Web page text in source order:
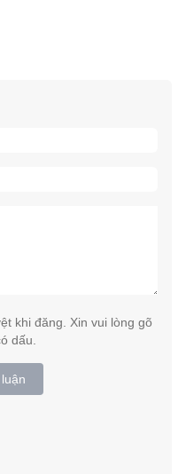
khi đăng. Xin vui lòng gõ
dấu.